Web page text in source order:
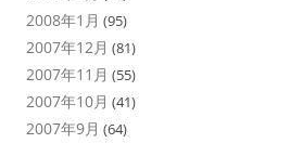
2008年1月 (95)
2007年12月 (81)
2007年11月 (55)
2007年10月 (41)
2007年9月 (64)